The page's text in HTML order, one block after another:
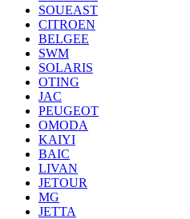
SOUEAST
CITROEN
BELGEE
SWM
SOLARIS
OTING
JAC
PEUGEOT
OMODA
KAIYI
BAIC
LIVAN
JETOUR
MG
JETTA